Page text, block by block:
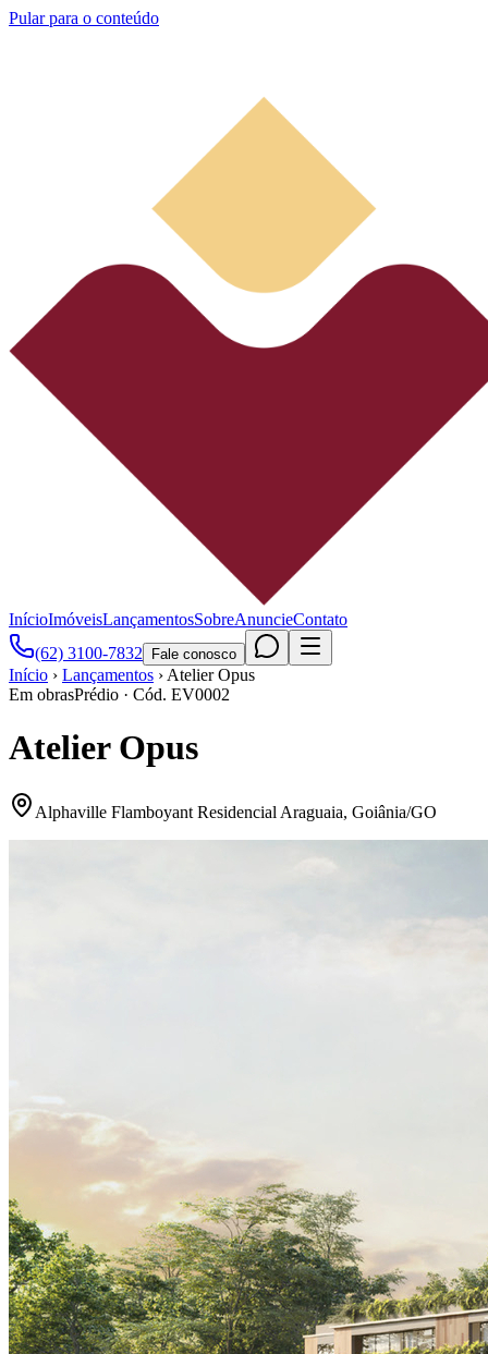
Pular para o conteúdo
InícioImóveisLançamentosSobreAnuncieContato
(62) 3100-7832
Fale conosco
Início › Lançamentos › Atelier Opus
Em obrasPrédio · Cód. EV0002
Atelier Opus
Alphaville Flamboyant Residencial Araguaia, Goiânia/GO